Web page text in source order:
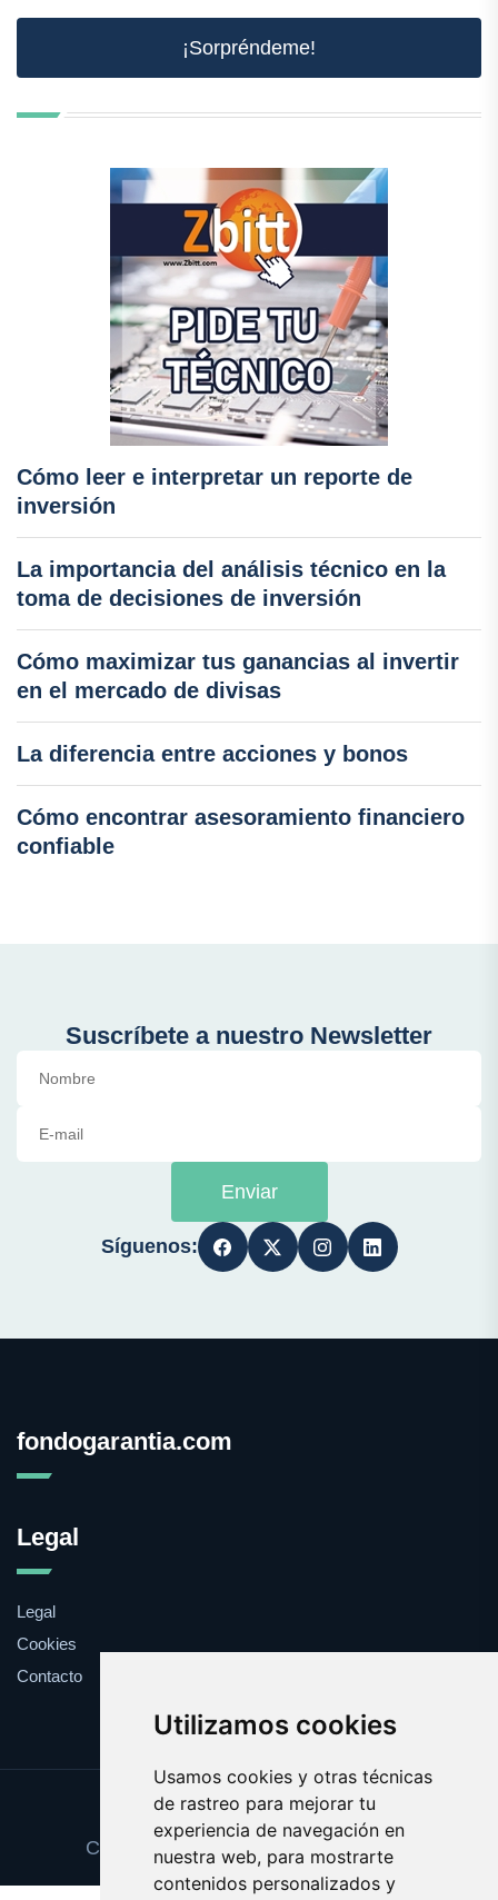
Utilizamos cookies
Usamos cookies y otras técnicas
de rastreo para mejorar tu
experiencia de navegación en
nuestra web, para mostrarte
contenidos personalizados y
¡Sorpréndeme!
Cómo leer e interpretar un reporte de
inversión
La importancia del análisis técnico en la
toma de decisiones de inversión
Cómo maximizar tus ganancias al invertir
en el mercado de divisas
La diferencia entre acciones y bonos
Cómo encontrar asesoramiento financiero
confiable
Suscríbete a nuestro Newsletter
Enviar
Síguenos:
fondogarantia.com
Legal
Legal
Cookies
Contacto
Update cookies preferences
Copyright © 2025 fondogarantia.com